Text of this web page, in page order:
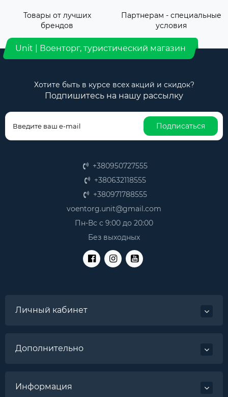
Товары от лучших
брендов
Партнерам - специальные
условия
Unit | Военторг, туристический магазин
Хотите быть в курсе всех акций и скидок?
Подпишитесь на нашу рассылку
Подписаться
+380950727555
+380632118555
+380971788555
voentorg.unit@gmail.com
Пн-Вс с 9:00 до 20:00
Без выходных
Личный кабинет
Дополнительно
Информация